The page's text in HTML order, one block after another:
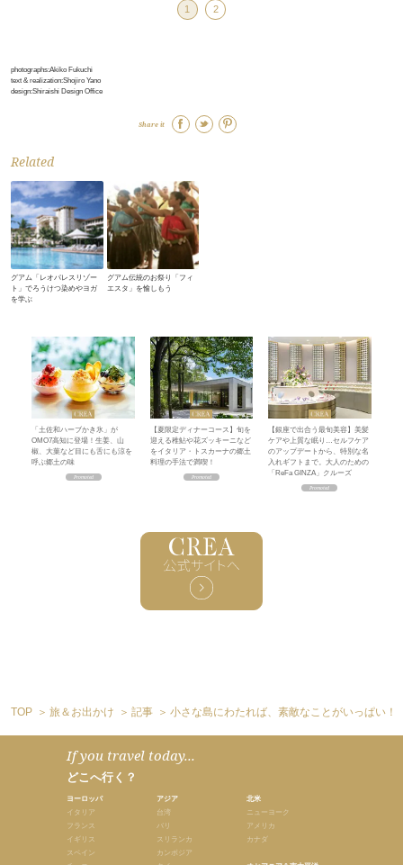
1 2
photographs:Akiko Fukuchi
text & realization:Shojiro Yano
design:Shiraishi Design Office
Share it
Related
グアム「レオパレスリゾー
ト」でろうけつ染めやヨガ
を学ぶ
グアム伝統のお祭り「フィ
エスタ」を愉しもう
「土佐和ハーブかき氷」が
OMO7高知に登場！生姜、山
椒、大葉など目にも舌にも涼を
呼ぶ郷土の味
【夏限定ディナーコース】旬を
迎える稚鮎や花ズッキーニなど
をイタリア・トスカーナの郷土
料理の手法で満喫！
【銀座で出合う最旬美容】美髪
ケアや上質な眠り…セルフケア
のアップデートから、特別な名
入れギフトまで。大人のための
「ReFa GINZA」クルーズ
TOP 旅＆お出かけ 記事 小さな島にわたれば、素敵なことがいっぱい
If you travel today...
どこへ行く？
ヨーロッパ
イタリア
フランス
イギリス
スペイン
アジア
台湾
バリ
スリランカ
カンボジア
北米
ニューヨーク
アメリカ
カナダ